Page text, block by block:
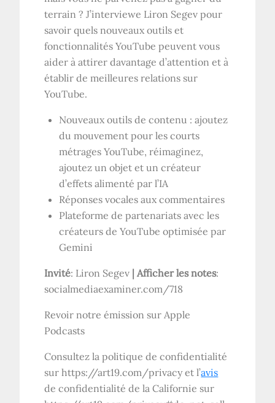
terrain ? J’interviewe Liron Segev pour
savoir quels nouveaux outils et
fonctionnalités YouTube peuvent vous
aider à attirer davantage d’attention et à
établir de meilleures relations sur
YouTube.
Nouveaux outils de contenu : ajoutez
du mouvement pour les courts
métrages YouTube, réimaginez,
ajoutez un objet et un créateur
d’effets alimenté par l’IA
Réponses vocales aux commentaires
Plateforme de partenariats avec les
créateurs de YouTube optimisée par
Gemini
Invité: Liron Segev | Afficher les notes:
socialmediaexaminer.com/718
Revoir notre émission sur Apple
Podcasts
Consultez la politique de confidentialité
sur https://art19.com/privacy et l’avis
de confidentialité de la Californie sur